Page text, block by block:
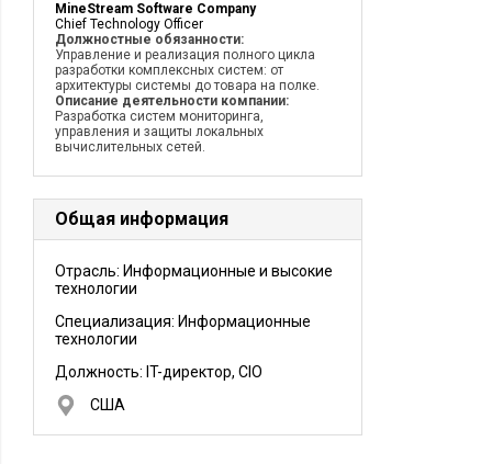
MineStream Software Company
Chief Technology Officer
Должностные обязанности:
Управление и реализация полного цикла
разработки комплексных систем: от
архитектуры системы до товара на полке.
Описание деятельности компании:
Разработка систем мониторинга,
управления и защиты локальных
вычислительных сетей.
Общая информация
Отрасль: Информационные и высокие
технологии
Специализация: Информационные
технологии
Должность: IT-директор, CIO
США